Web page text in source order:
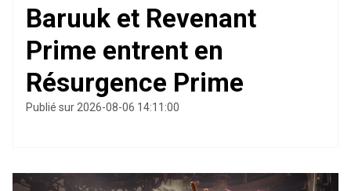
Baruuk et Revenant
Prime entrent en
Résurgence Prime
Publié sur 2026-08-06 14:11:00